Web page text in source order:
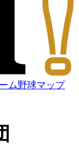
ム野球マップ